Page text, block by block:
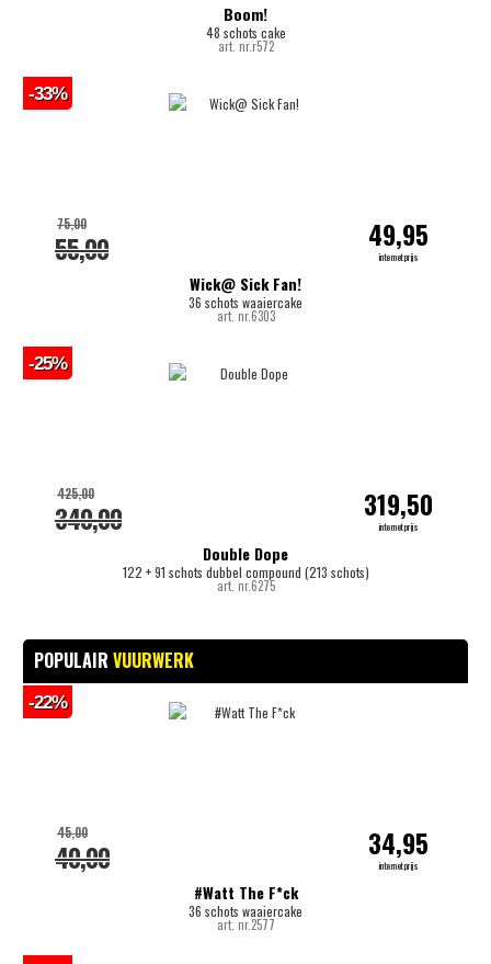
Boom!
48 schots cake
art. nr.r572
Wick@ Sick Fan!
36 schots waaiercake
art. nr.6303
55,00
75,00 49,95
internetprijs
-33%
Double Dope
122 + 91 schots dubbel compound (213 schots)
art. nr.6275
340,00
425,00 319,50
internetprijs
-25%
POPULAIR VUURWERK
#Watt The F*ck
36 schots waaiercake
art. nr.2577
40,00
45,00 34,95
internetprijs
-22%